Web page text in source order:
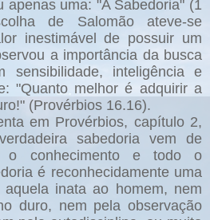
apenas uma: "A Sabedoria" (1
de Salomão ateve-se
inestimável de possuir um
a importância da busca
sensibilidade, inteligência e
"Quanto melhor é adquirir a
(Provérbios 16.16).
em Provérbios, capítulo 2,
sabedoria vem de
o conhecimento e todo o
é reconhecidamente uma
inata ao homem, nem
duro, nem pela observação